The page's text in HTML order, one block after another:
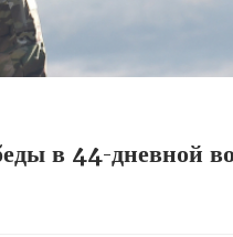
в 44-дневной